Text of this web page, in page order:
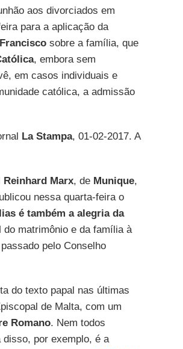
aos divorciados em
para a aplicação da
sobre a família, que
, embora sem
em casos individuais e
católica, a admissão
La Stampa, 01-02-2017. A
Reinhard Marx, de Munique,
nessa quarta-feira o
é também a alegria da
do matrimônio e da família à
pelo Conselho
do texto papal nas últimas
de Malta, com um
Romano. Nem todos
por exemplo, é a